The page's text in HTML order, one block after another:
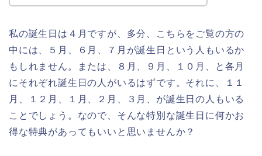
私の誕生日は４月ですが、多分、こちらをご覧の方の
中には、５月、６月、７月が誕生日という人もいるか
もしれません。または、８月、９月、１０月、と各月
にそれぞれ誕生日の人がいるはずです。それに、１１
月、１２月、１月、２月、３月、が誕生日の人もいる
ことでしょう。なので、そんな特別な誕生日に何かお
得な特典があってもいいと思いませんか？